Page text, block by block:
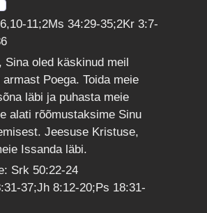
11;2Ms 34:29-35;2Kr 3:7-
Sina oled käskinud meil
Poega. Toida meie
läbi ja puhasta meie
alati rõõmustaksime Sinu
Jeesuse Kristuse,
Issanda läbi.
Srk 50:22-24
37;Jh 8:12-20;Ps 18:31-